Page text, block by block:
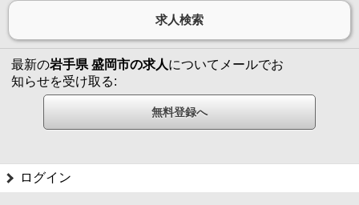
最新の岩手県 盛岡市の求人についてメールでお
知らせを受け取る:
ログイン